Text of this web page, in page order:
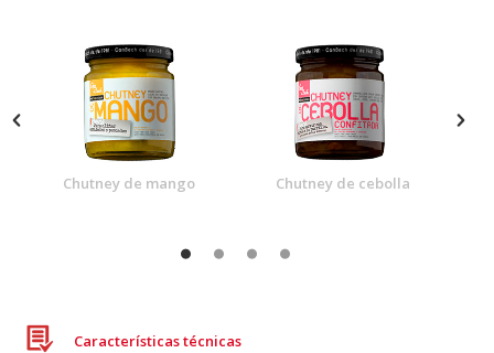
Chutney de mango Chutney de cebolla
Características técnicas